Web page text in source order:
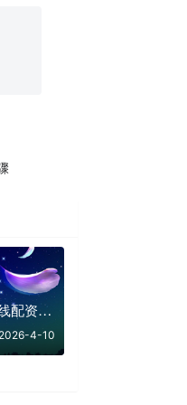
实盘验证可查的在线配资平台深度评测与综合比较
4-10